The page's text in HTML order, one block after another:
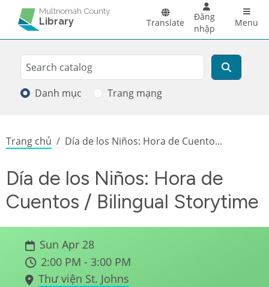
Skip to main content
Multnomah County
Library Translate
Đăng
nhập
Menu
Search
Tìm kiếm
Danh mục Trang mạng
Breadcrumb
Trang chủ Día de los Niños: Hora de Cuento...
Día de los Niños: Hora de
Cuentos / Bilingual Storytime
Sun Apr 28
2:00 PM - 3:00 PM
Thư viện St. Johns